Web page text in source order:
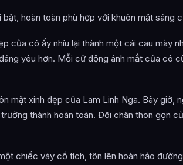
hoàn toàn phù hợp với khuôn mặt sáng
của cô ấy nhíu lại thành một cái cau mày
yêu hơn. Mỗi cử động ánh mắt của cô
mặt xinh đẹp của Lam Linh Nga. Bây giờ,
thành hoàn toàn. Đôi chân thon gọn
chiếc váy cổ tích, tôn lên hoàn hảo